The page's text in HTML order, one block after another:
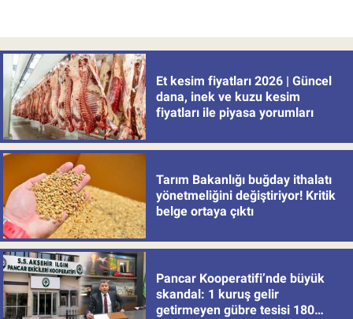
Et kesim fiyatları 2026 | Güncel
dana, inek ve kuzu kesim
fiyatları ile piyasa yorumları
Tarım Bakanlığı buğday ithalatı
yönetmeliğini değiştiriyor! Kritik
belge ortaya çıktı
Pancar Kooperatifi’nde büyük
skandal: 1 kuruş gelir
getirmeyen gübre tesisi 180